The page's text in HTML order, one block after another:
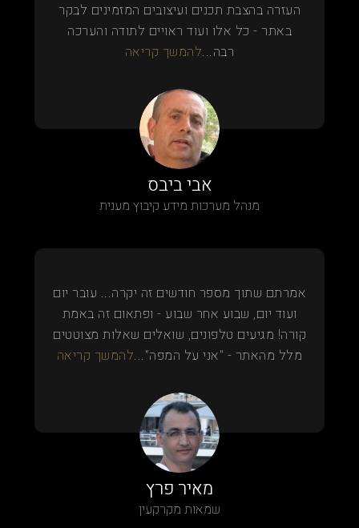
העזרה בהצבת תכנים ועיצובים המזמינים לבקר
באתר - כל אלו ועוד ראויים לתודה והערכה
רבה...להמשך קריאה
אבי ביבס
מנהל מערכות מידע קיבוץ מענית
אמרתם שתוך מספר חודשים זה יקרה... עובר יום
ועוד יום, שבוע אחר שבוע - ופתאום זה באמת
קורה! מגיעים טלפונים, שואלים שאלות מצוטטים
מלל מהאתר - "אני על המפה"...להמשך קריאה
מאיר פרץ
שמאות מקרקעין